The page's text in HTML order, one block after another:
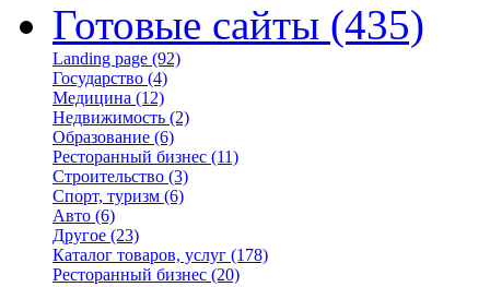
Готовые сайты (435)
Landing page (92)
Государство (4)
Медицина (12)
Недвижимость (2)
Образование (6)
Ресторанный бизнес (11)
Строительство (3)
Спорт, туризм (6)
Авто (6)
Другое (23)
Каталог товаров, услуг (178)
Ресторанный бизнес (20)